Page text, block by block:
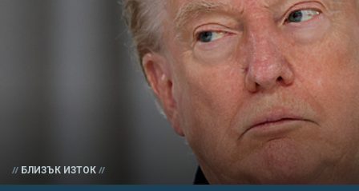
БЛИЗЪК ИЗТОК